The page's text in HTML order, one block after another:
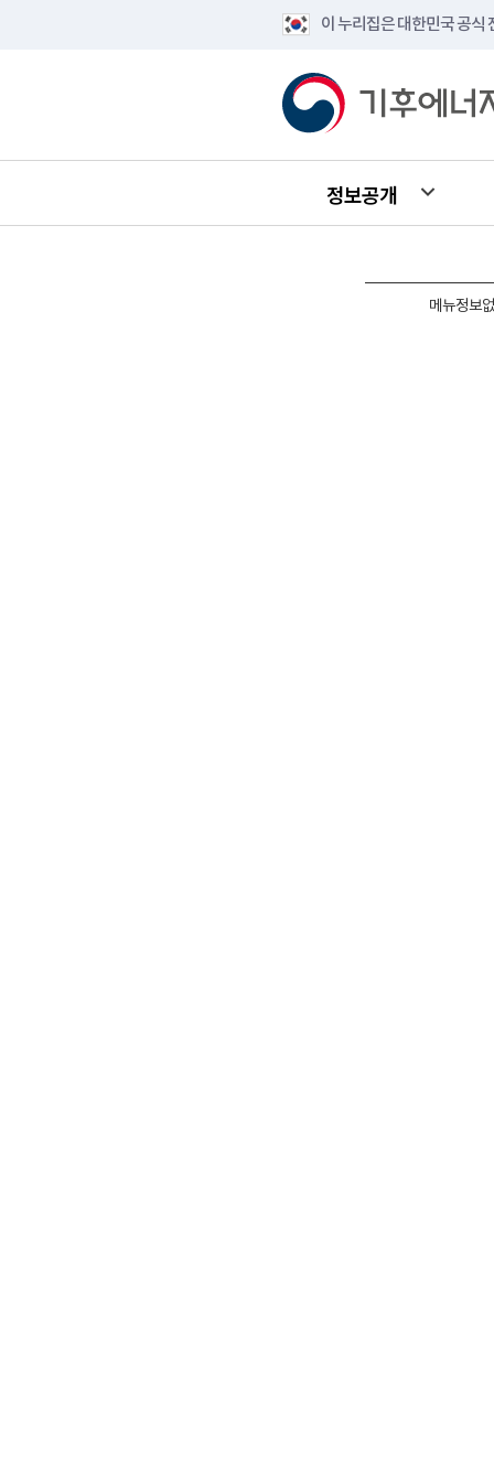
이 누리집은 대한민국 공식
정보공개
메뉴정보